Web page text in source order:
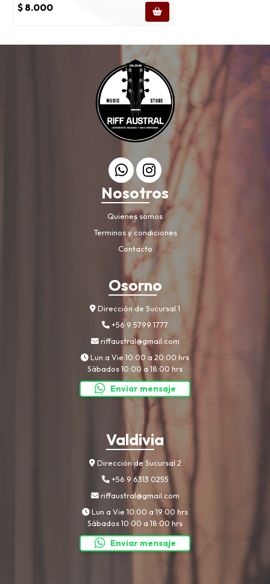
$ 8.000
Nosotros
Quienes somos
Terminos y condiciones
Contacto
Osorno
Dirección de Sucursal 1
+56 9 5799 1777
riffaustral@gmail.com
Lun a Vie 10:00 a 20:00 hrs
Sábados 10:00 a 18:00 hrs
Enviar mensaje
Valdivia
Dirección de Sucursal 2
+56 9 6313 0255
riffaustral@gmail.com
Lun a Vie 10:00 a 19:00 hrs
Sábados 10:00 a 18:00 hrs
Enviar mensaje